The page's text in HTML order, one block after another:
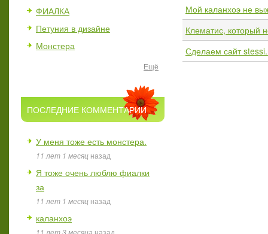
ФИАЛКА
Петуния в дизайне
Монстера
Ещё
ПОСЛЕДНИЕ КОММЕНТАРИИ
У меня тоже есть монстера.
11 лет 1 месяц назад
Я тоже очень люблю фиалки
за
11 лет 1 месяц назад
каланхоэ
11 лет 3 месяца назад
Мой каланхоэ не
Клематис, который
Сделаем сайт